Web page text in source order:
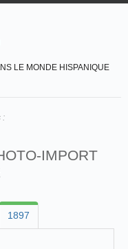
LE MONDE HISPANIQUE
:
IMPORT
1897